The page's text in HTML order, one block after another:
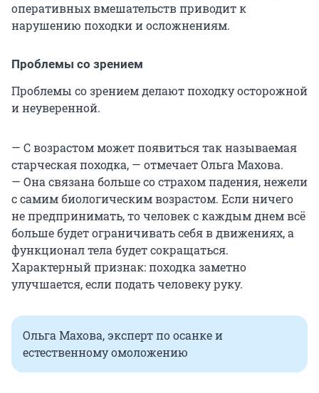
оперативных вмешательств приводит к
нарушению походки и осложнениям.
Проблемы со зрением
Проблемы со зрением делают походку осторожной
и неуверенной.
— С возрастом может появиться так называемая
старческая походка, — отмечает Ольга Махова.
— Она связана больше со страхом падения, нежели
с самим биологическим возрастом. Если ничего
не предпринимать, то человек с каждым днем всё
больше будет ограничивать себя в движениях, а
функционал тела будет сокращаться.
Характерный признак: походка заметно
улучшается, если подать человеку руку.
Ольга Махова, эксперт по осанке и
естественному омоложению